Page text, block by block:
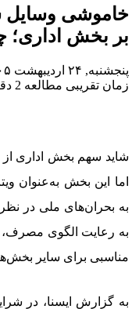
خاموشی وسایل
بر بخش اداری؛
پنجشنبه, ۲۴ اردیبهشت ۱۴۰۵
زمان تقریبی مطالعه 2 دقیقه
شاید سهم بخش اداری
اما این بخش به‌عنوان
به بحران‌های ملی در
به رعایت الگوی مصرف،
مناسبی برای سایر
به گزارش ایسنا،‌ در